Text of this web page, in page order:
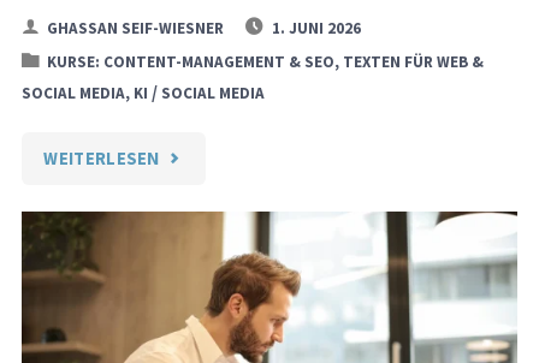
GHASSAN SEIF-WIESNER
1. JUNI 2026
KURSE: CONTENT-MANAGEMENT & SEO, TEXTEN FÜR WEB &
SOCIAL MEDIA, KI / SOCIAL MEDIA
WEITERLESEN "DIPLOMLEHRGANG
MARKETING-
MANAGEMENT
UND